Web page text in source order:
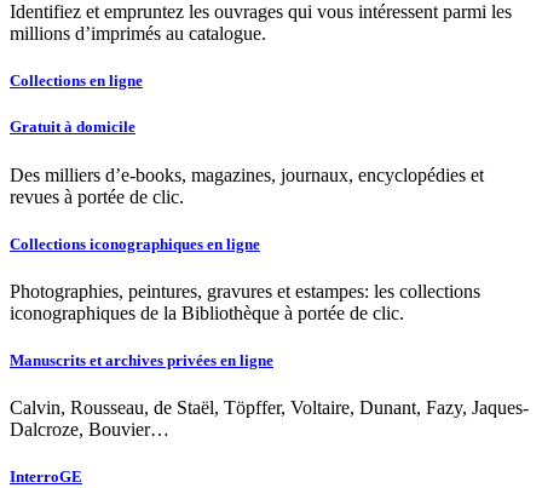
Identifiez et empruntez les ouvrages qui vous intéressent parmi les
millions d’imprimés au catalogue.
Collections en ligne
Gratuit à domicile
Des milliers d’e-books, magazines, journaux, encyclopédies et
revues à portée de clic.
Collections iconographiques en ligne
Photographies, peintures, gravures et estampes: les collections
iconographiques de la Bibliothèque à portée de clic.
Manuscrits et archives privées en ligne
Calvin, Rousseau, de Staël, Töpffer, Voltaire, Dunant, Fazy, Jaques-
Dalcroze, Bouvier…
InterroGE